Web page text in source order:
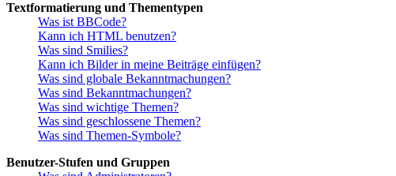
Textformatierung und Thementypen
Was ist BBCode?
Kann ich HTML benutzen?
Was sind Smilies?
Kann ich Bilder in meine Beiträge einfügen?
Was sind globale Bekanntmachungen?
Was sind Bekanntmachungen?
Was sind wichtige Themen?
Was sind geschlossene Themen?
Was sind Themen-Symbole?
Benutzer-Stufen und Gruppen